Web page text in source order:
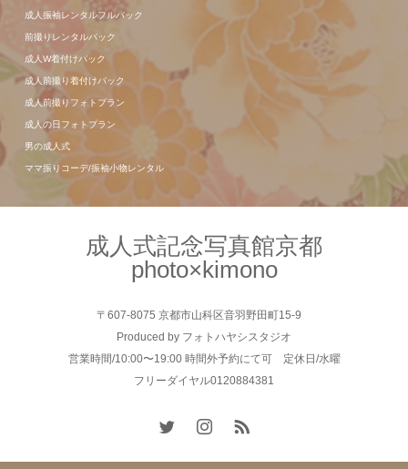
成人振袖レンタルフルパック
前撮りレンタルパック
成人W着付けパック
成人前撮り着付けパック
成人前撮りフォトプラン
成人の日フォトプラン
男の成人式
ママ振りコーデ/振袖小物レンタル
成人式記念写真館京都
photo×kimono
〒607-8075 京都市山科区音羽野田町15-9
Produced by フォトハヤシスタジオ
営業時間/10:00〜19:00 時間外予約にて可 定休日/水曜
フリーダイヤル0120884381